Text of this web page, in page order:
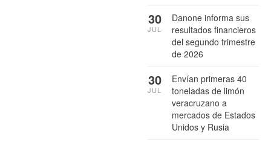
Danone informa sus
resultados financieros
del segundo trimestre
de 2026
30
JUL
Envían primeras 40
toneladas de limón
veracruzano a
mercados de Estados
Unidos y Rusia
30
JUL